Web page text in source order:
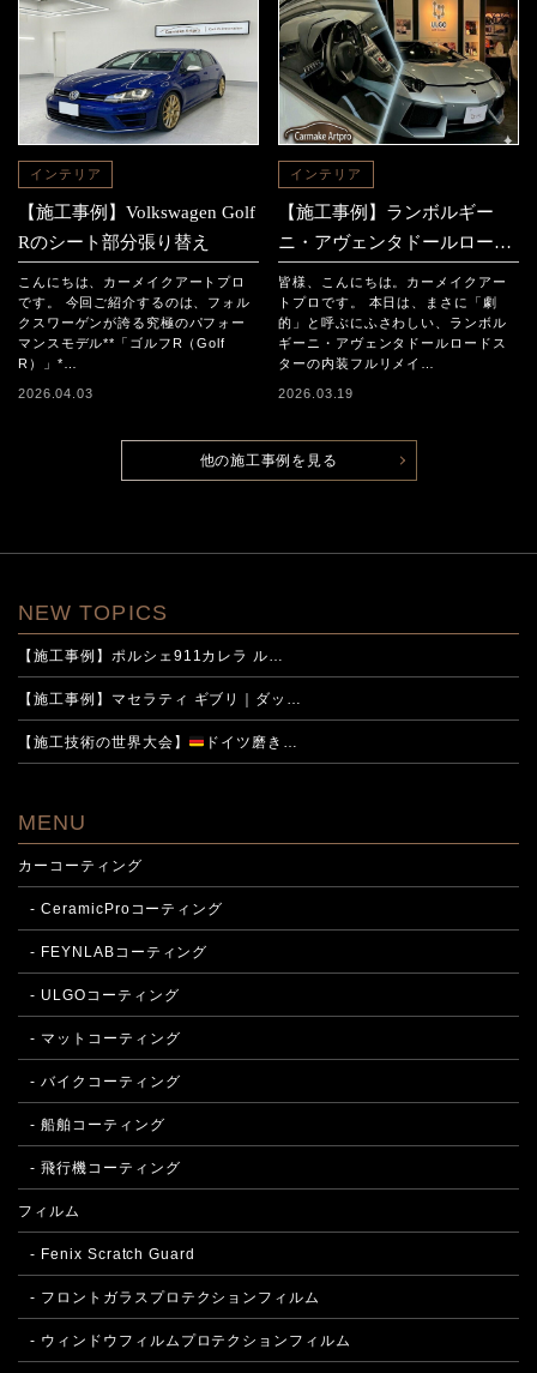
インテリア
【施工事例】Volkswagen Golf
Rのシート部分張り替え
こんにちは、カーメイクアートプロ
です。 今回ご紹介するのは、フォル
クスワーゲンが誇る究極のパフォー
マンスモデル**「ゴルフR（Golf
R）」*…
2026.04.03
インテリア
【施工事例】ランボルギー
ニ・アヴェンタドールロード
スター 「内装フルリメイ
ク」
皆様、こんにちは。カーメイクアー
トプロです。 本日は、まさに「劇
的」と呼ぶにふさわしい、ランボル
ギーニ・アヴェンタドールロードス
ターの内装フルリメイ…
2026.03.19
他の施工事例を見る
NEW TOPICS
【施工事例】ポルシェ911カレラ ル…
【施工事例】マセラティ ギブリ｜ダッ…
【施工技術の世界大会】 ドイツ磨き…
MENU
カーコーティング
- CeramicProコーティング
- FEYNLABコーティング
- ULGOコーティング
- マットコーティング
- バイクコーティング
- 船舶コーティング
- 飛行機コーティング
フィルム
- Fenix Scratch Guard
- フロントガラスプロテクションフィルム
- ウィンドウフィルムプロテクションフィルム